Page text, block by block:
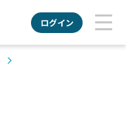
ログイン